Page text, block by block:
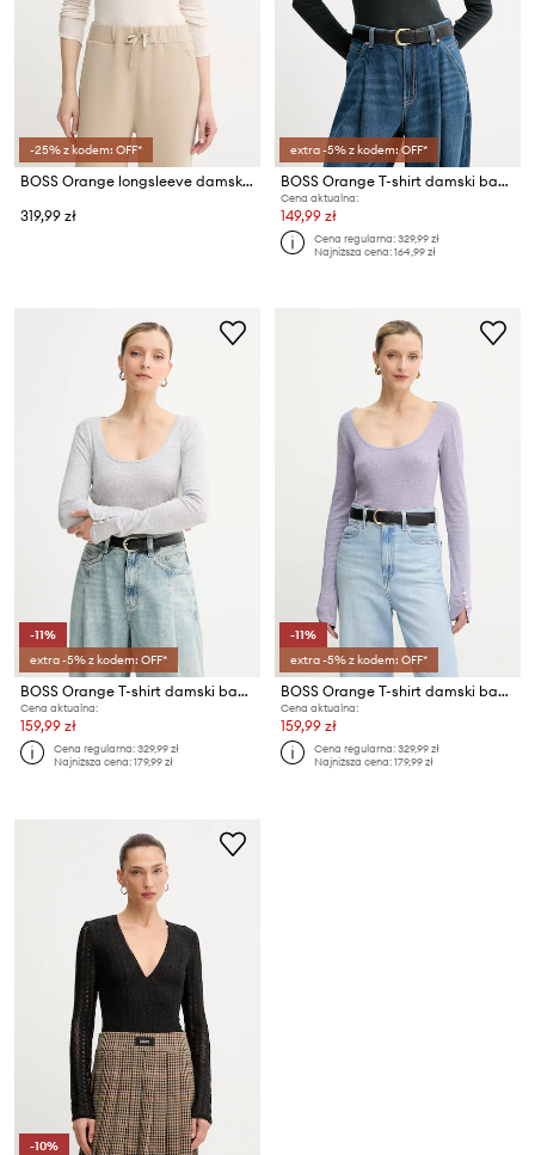
-25% z kodem: OFF*
BOSS Orange longsleeve damski z bawełną C_Edeline_1
319,99 zł
extra -5% z kodem: OFF*
BOSS Orange T-shirt damski bawełniany z elastanem C Edeline
Cena aktualna:
149,99 zł
Cena regularna:329,99 zł
Najniższa cena:164,99 zł
-11%
extra -5% z kodem: OFF*
BOSS Orange T-shirt damski bawełniany z elastanem C Edeline
Cena aktualna:
159,99 zł
Cena regularna:329,99 zł
Najniższa cena:179,99 zł
-11%
extra -5% z kodem: OFF*
BOSS Orange T-shirt damski bawełniany z elastanem C Edeline
Cena aktualna:
159,99 zł
Cena regularna:329,99 zł
Najniższa cena:179,99 zł
-10%